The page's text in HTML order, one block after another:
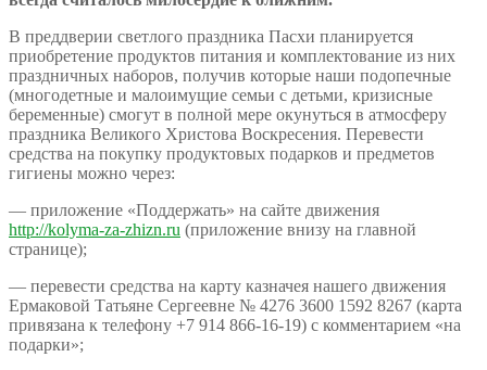
В преддверии светлого праздника Пасхи планируется
приобретение продуктов питания и комплектование из них
праздничных наборов, получив которые наши подопечные
(многодетные и малоимущие семьи с детьми, кризисные
беременные) смогут в полной мере окунуться в атмосферу
праздника Великого Христова Воскресения. Перевести
средства на покупку продуктовых подарков и предметов
гигиены можно через:
— приложение «Поддержать» на сайте движения
http://kolyma-za-zhizn.ru (приложение внизу на главной
странице);
— перевести средства на карту казначея нашего движения
Ермаковой Татьяне Сергеевне № 4276 3600 1592 8267 (карта
привязана к телефону +7 914 866-16-19) с комментарием «на
подарки»;